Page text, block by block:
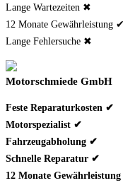
Lange Wartezeiten ✖
12 Monate Gewährleistung ✔
Lange Fehlersuche ✖
Motorschmiede GmbH
Feste Reparaturkosten ✔
Motorspezialist ✔
Fahrzeugabholung ✔
Schnelle Reparatur ✔
12 Monate